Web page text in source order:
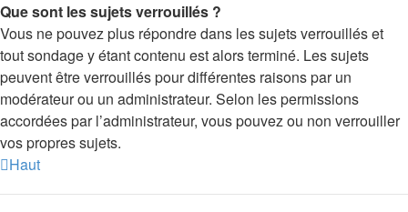
Que sont les sujets verrouillés ?
Vous ne pouvez plus répondre dans les sujets verrouillés et
tout sondage y étant contenu est alors terminé. Les sujets
peuvent être verrouillés pour différentes raisons par un
modérateur ou un administrateur. Selon les permissions
accordées par l’administrateur, vous pouvez ou non verrouiller
vos propres sujets.
Haut